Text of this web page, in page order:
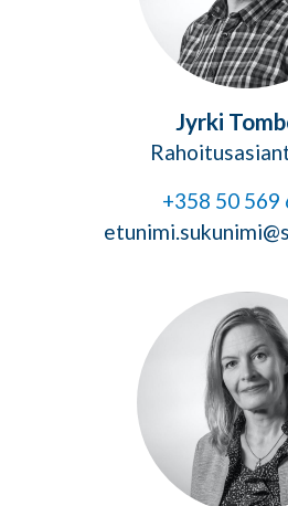
Jyrki
+358 50 569